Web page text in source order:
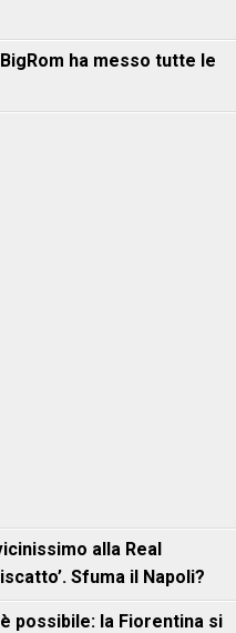
ha messo tutte le
alla Real
Sfuma il Napoli?
possibile: la Fiorentina si